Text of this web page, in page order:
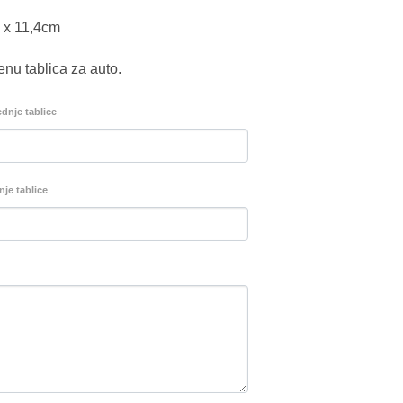
11,4cm
tablica za auto.
tablice
tablice